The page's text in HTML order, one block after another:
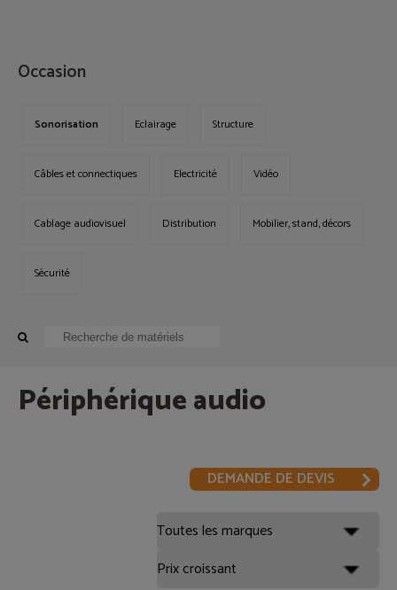
Occasion
Sonorisation Eclairage Structure
Câbles et connectiques Electricité Vidéo
Cablage audiovisuel Distribution Mobilier, stand, décors
Sécurité
Périphérique audio
DEMANDE DE DEVIS